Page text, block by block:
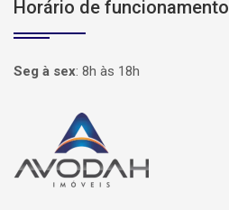
Horário de funcionamento
Seg à sex: 8h às 18h
Página inicial